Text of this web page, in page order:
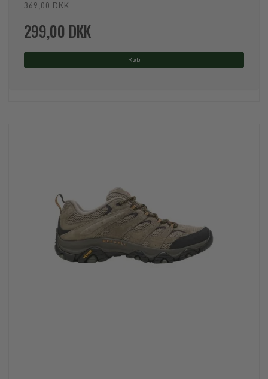
369,00 DKK
299,00 DKK
Køb